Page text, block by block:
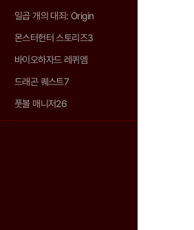
일곱 개의 대죄: Origin
몬스터헌터 스토리즈3
바이오하자드 레퀴엠
드래곤 퀘스트7
풋볼 매니저26